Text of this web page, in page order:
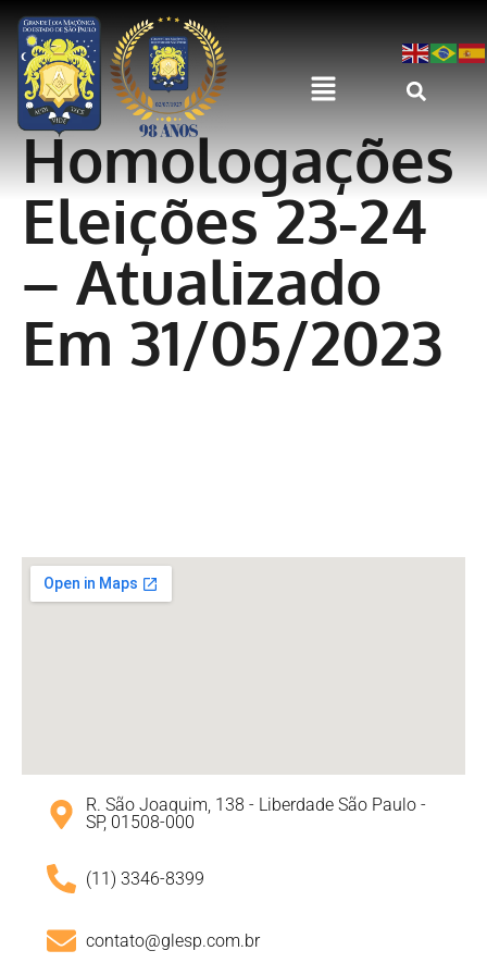
Homologações
Eleições 23-24
– Atualizado
Em 31/05/2023
R. São Joaquim, 138 - Liberdade São Paulo -
SP, 01508-000
(11) 3346-8399
contato@glesp.com.br